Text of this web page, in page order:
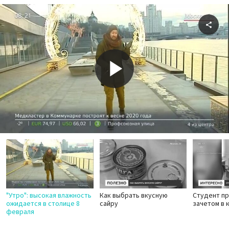
Play
Video
"Утро": высокая влажность
ожидается в столице 8
февраля
Как выбрать вкусную
сайру
Студент
зачетом в